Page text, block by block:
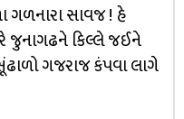
ગળનારા સાવજ ! હે
જુનાગઢને કિલ્લે જઈને
ગજરાજ કંપવા લાગે